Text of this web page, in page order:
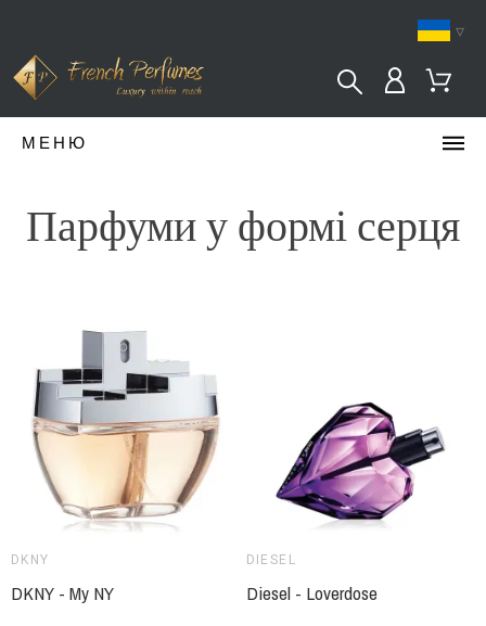
МЕНЮ
Парфуми у формі серця
DKNY
DKNY - My NY
DIESEL
Diesel - Loverdose
▿